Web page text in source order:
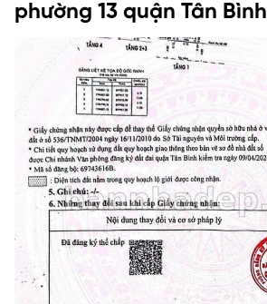
phường 13 quận Tân Bình